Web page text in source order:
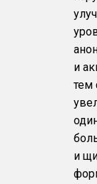
и
тем
и